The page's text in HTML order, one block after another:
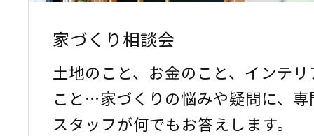
家づくり相談会
土地のこと、お金のこと、インテ
こと…家づくりの悩みや疑問に、専
スタッフが何でもお答えします。